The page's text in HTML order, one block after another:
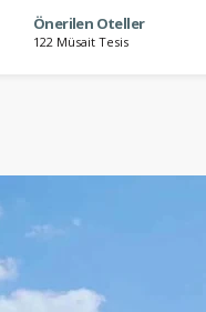
Önerilen Oteller
122 Müsait Tesis